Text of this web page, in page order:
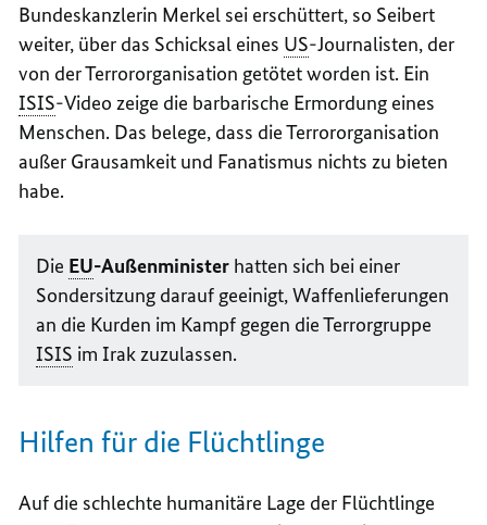
Bundeskanzlerin Merkel sei erschüttert, so Seibert
weiter, über das Schicksal eines US-Journalisten, der
von der Terrororganisation getötet worden ist. Ein
ISIS-Video zeige die barbarische Ermordung eines
Menschen. Das belege, dass die Terrororganisation
außer Grausamkeit und Fanatismus nichts zu bieten
habe.
Die EU-Außenminister hatten sich bei einer
Sondersitzung darauf geeinigt, Waffenlieferungen
an die Kurden im Kampf gegen die Terrorgruppe
ISIS im Irak zuzulassen.
Hilfen für die Flüchtlinge
Auf die schlechte humanitäre Lage der Flüchtlinge